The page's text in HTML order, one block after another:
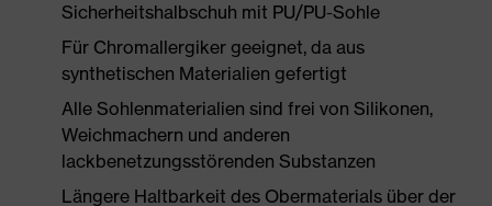
Sicherheitshalbschuh mit PU/PU-Sohle
Für Chromallergiker geeignet, da aus
synthetischen Materialien gefertigt
Alle Sohlenmaterialien sind frei von Silikonen,
Weichmachern und anderen
lackbenetzungsstörenden Substanzen
Längere Haltbarkeit des Obermaterials über der